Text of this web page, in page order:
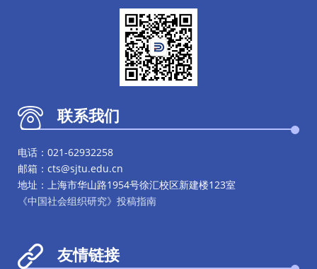
联系我们
电话：021-62932258
邮箱：cts@sjtu.edu.cn
地址：上海市华山路1954号徐汇校区新建楼123室
《中国社会组织研究》投稿指南
友情链接